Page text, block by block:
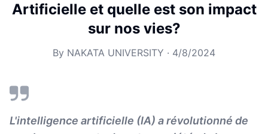
Artificielle et quelle est son impact
sur nos vies?
By NAKATA UNIVERSITY · 4/8/2024
L'intelligence artificielle (IA) a révolutionné de